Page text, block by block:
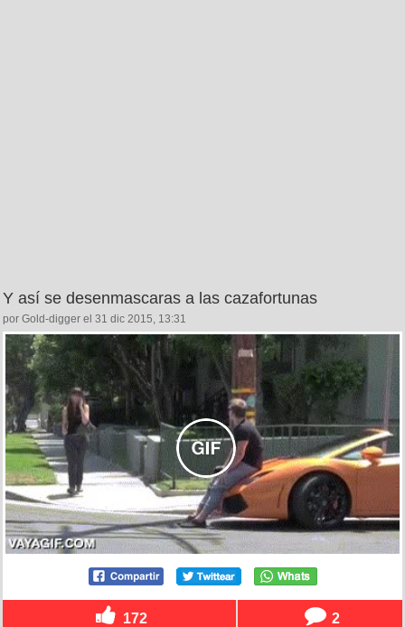
Y así se desenmascaras a las cazafortunas
por Gold-digger el 31 dic 2015, 13:31
172 2